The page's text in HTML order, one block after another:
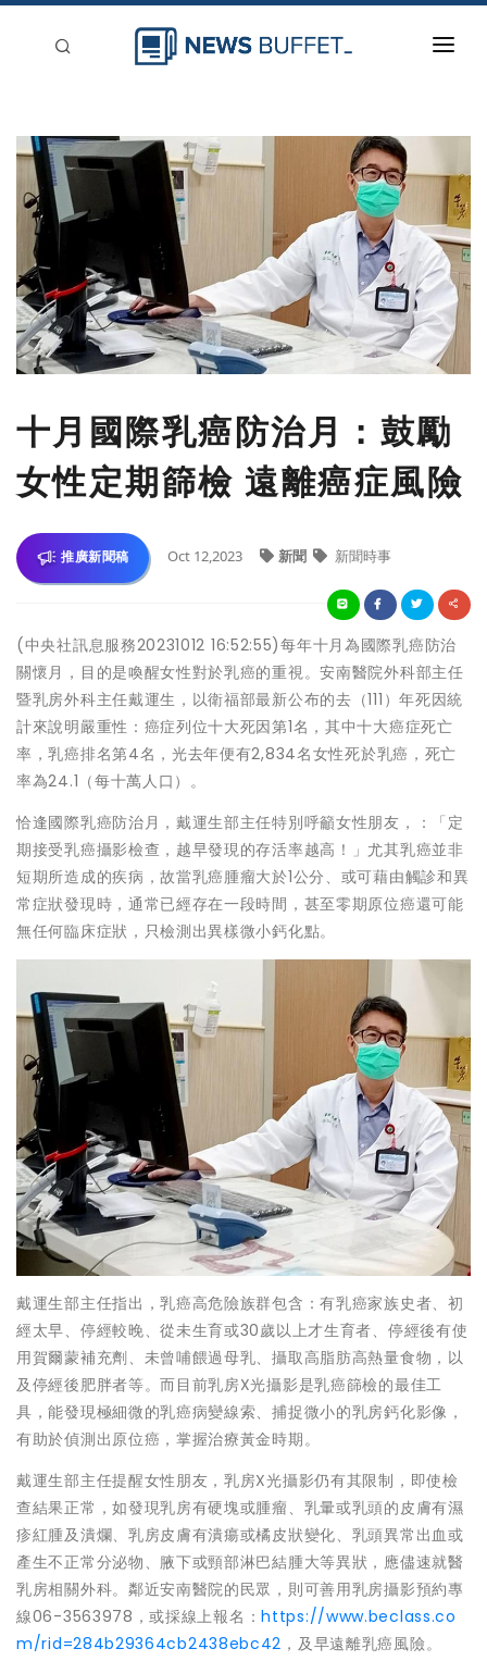
新聞稿分類
十月國際乳癌防治月：鼓勵
女性定期篩檢 遠離癌症風險
推廣新聞稿 Oct 12,2023 新聞 新聞時事
(中央社訊息服務20231012 16:52:55)每年十月為國際乳癌防治
關懷月，目的是喚醒女性對於乳癌的重視。安南醫院外科部主任
暨乳房外科主任戴運生，以衛福部最新公布的去（111）年死因統
計來說明嚴重性：癌症列位十大死因第1名，其中十大癌症死亡
率，乳癌排名第4名，光去年便有2,834名女性死於乳癌，死亡
率為24.1（每十萬人口）。
恰逢國際乳癌防治月，戴運生部主任特別呼籲女性朋友，：「定
期接受乳癌攝影檢查，越早發現的存活率越高！」尤其乳癌並非
短期所造成的疾病，故當乳癌腫瘤大於1公分、或可藉由觸診和異
常症狀發現時，通常已經存在一段時間，甚至零期原位癌還可能
無任何臨床症狀，只檢測出異樣微小鈣化點。
戴運生部主任指出，乳癌高危險族群包含：有乳癌家族史者、初
經太早、停經較晚、從未生育或30歲以上才生育者、停經後有使
用賀爾蒙補充劑、未曾哺餵過母乳、攝取高脂肪高熱量食物，以
及停經後肥胖者等。而目前乳房X光攝影是乳癌篩檢的最佳工
具，能發現極細微的乳癌病變線索、捕捉微小的乳房鈣化影像，
有助於偵測出原位癌，掌握治療黃金時期。
戴運生部主任提醒女性朋友，乳房X光攝影仍有其限制，即使檢
查結果正常，如發現乳房有硬塊或腫瘤、乳暈或乳頭的皮膚有濕
疹紅腫及潰爛、乳房皮膚有潰瘍或橘皮狀變化、乳頭異常出血或
產生不正常分泌物、腋下或頸部淋巴結腫大等異狀，應儘速就醫
乳房相關外科。鄰近安南醫院的民眾，則可善用乳房攝影預約專
線06-3563978，或採線上報名：https://www.beclass.co
m/rid=284b29364cb2438ebc42 ，及早遠離乳癌風險。